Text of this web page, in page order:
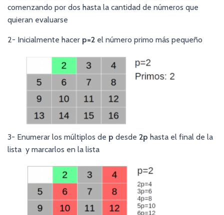
comenzando por dos hasta la cantidad de números que
quieran evaluarse
2- Inicialmente hacer p=2 el número primo más pequeño
3- Enumerar los múltiplos de p desde 2p hasta el final de la
lista y marcarlos en la lista